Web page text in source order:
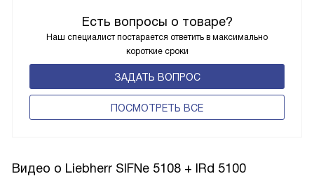
Есть вопросы о товаре?
Наш специалист постарается ответить в максимально
короткие сроки
ЗАДАТЬ ВОПРОС
ПОCМОТРЕТЬ ВСЕ
Видео о Liebherr SIFNe 5108 + IRd 5100